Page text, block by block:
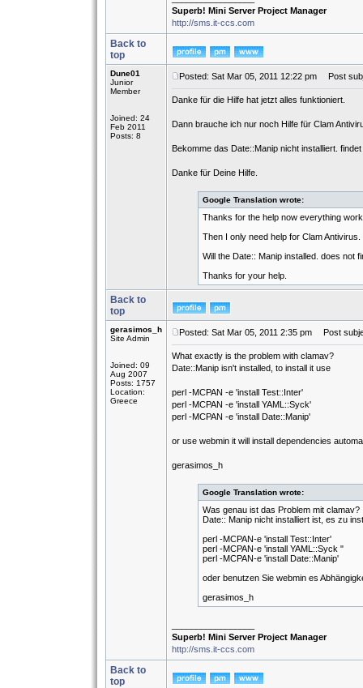
Superb! Mini Server Project Manager
http://sms.it-ccs.com
Back to
top
Dune01
Junior
Member
Joined: 24
Feb 2011
Posts: 8
Posted: Sat Mar 05, 2011 12:22 pm Post
Danke für die Hilfe hat jetzt alles funktioniert.
Dann brauche ich nur noch Hilfe für Clam
Bekomme das Date::Manip nicht installiert.
Danke für Deine Hilfe.
Google Translation wrote:
Thanks for the help now everything
Then I only need help for Clam Antivirus.
Will the Date:: Manip installed. does not
Thanks for your help.
Back to
top
gerasimos_h
Site Admin
Joined: 09
Aug 2007
Posts: 1757
Location:
Greece
Posted: Sat Mar 05, 2011 2:35 pm Post
What exactly is the problem with clamav?
Date::Manip isn't installed, to install it use
perl -MCPAN -e 'install Test::Inter'
perl -MCPAN -e 'install YAML::Syck'
perl -MCPAN -e 'install Date::Manip'
or use webmin it will install dependencies
gerasimos_h
Google Translation wrote:
Was genau ist das Problem mit clamav?
Date:: Manip nicht installiert ist, es zu
perl -MCPAN-e 'install Test::Inter'
perl -MCPAN-e 'install YAML::Syck "
perl -MCPAN-e 'install Date::Manip'
oder benutzen Sie webmin es
gerasimos_h
Superb! Mini Server Project Manager
http://sms.it-ccs.com
Back to
top